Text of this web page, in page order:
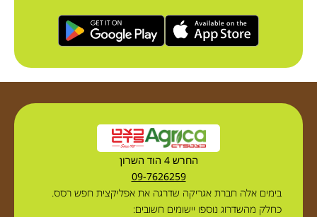
החרש 4 הוד השרון
09-7626259
בימים אלה חברת אגריקה שדרגה את אפליקצית חפש רסס.
כחלק מהשדרוג נוספו יישומים חשובים: